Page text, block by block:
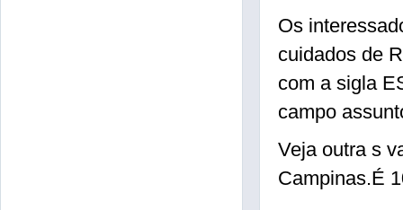
Os
cuidados de
com a sigla
campo
Veja outra s
Campinas.É